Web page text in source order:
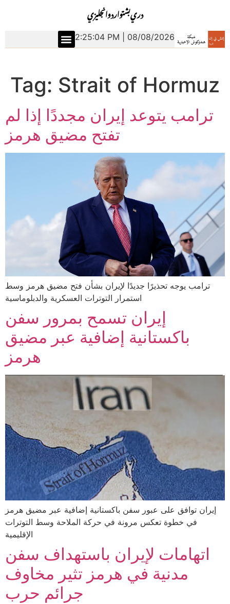
انجليزياردوبشتودري
2:25:05 PM | 08/08/2026
Tag: Strait of Hormuz
ترامب يتوعد إيران مجددًا إذا لم
تفتح مضيق هرمز
ترامب يوجه تحذيرًا جديدًا لإيران بشأن فتح مضيق هرمز وسط
استمرار التوترات العسكرية والدبلوماسية
إيران تسمح بمرور سفن
باكستانية إضافية عبر مضيق
هرمز
إيران توافق على عبور سفن باكستانية إضافية عبر مضيق هرمز
في خطوة تعكس مرونة في حركة الملاحة وسط التوترات
الإقليمية
اتهامات لإيران باستهداف سفن
مدنية في هرمز تثير مخاوف
جرائم حرب